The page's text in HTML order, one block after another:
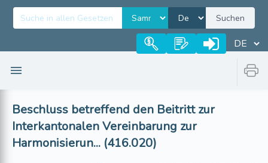
Suchen
Beschluss betreffend den Beitritt zur
Interkantonalen Vereinbarung zur
Harmonisierun... (416.020)